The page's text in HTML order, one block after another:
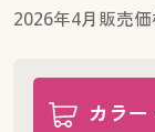
2026年4月販売価
カラー